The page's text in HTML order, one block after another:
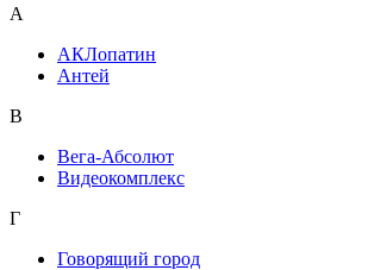
А
АКЛопатин
Антей
В
Вега-Абсолют
Видеокомплекс
Г
Говорящий город